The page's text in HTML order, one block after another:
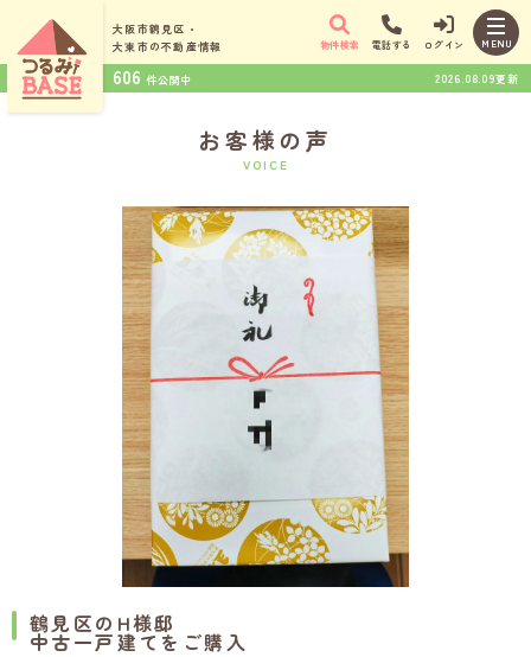
大阪市鶴見区・
大東市の不動産情報 物件検索 電話する ログイン MENU
606 件公開中 2026.08.09更新
お客様の声
VOICE
鶴見区のH様邸
中古一戸建てをご購入